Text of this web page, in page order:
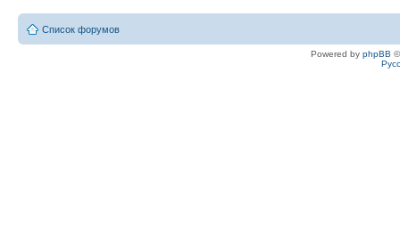
Список форумов
Powered by phpBB